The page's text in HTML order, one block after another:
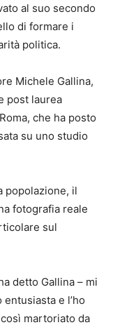
al suo secondo
di formare i
politica.
Michele Gallina,
post laurea
che ha posto
su uno studio
popolazione, il
fotografia reale
sul
detto Gallina – mi
e l’ho
martoriato da